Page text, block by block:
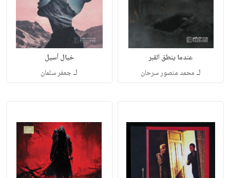
عندما ينطق القبر
لـ محمد منصور سرحان
خيال أسيل
لـجعفر سلمان